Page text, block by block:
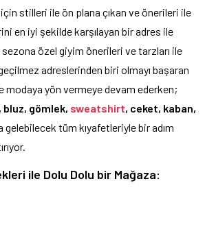
stilleri ile ön plana çıkan ve önerileri ile
en iyi şekilde karşılayan bir adres ile
özel giyim önerileri ve tarzları ile
adreslerinden biri olmayı başaran
modaya yön vermeye devam ederken;
bluz, gömlek, sweatshirt, ceket, kaban,
gelebilecek tüm kıyafetleriyle bir adım
ile Dolu Dolu bir Mağaza: